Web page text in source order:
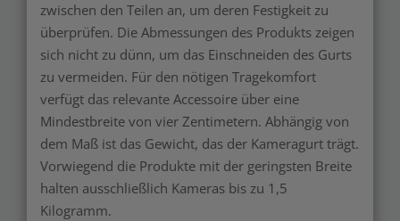
zwischen den Teilen an, um deren Festigkeit zu
überprüfen. Die Abmessungen des Produkts zeigen
sich nicht zu dünn, um das Einschneiden des Gurts
zu vermeiden. Für den nötigen Tragekomfort
verfügt das relevante Accessoire über eine
Mindestbreite von vier Zentimetern. Abhängig von
dem Maß ist das Gewicht, das der Kameragurt trägt.
Vorwiegend die Produkte mit der geringsten Breite
halten ausschließlich Kameras bis zu 1,5
Kilogramm.